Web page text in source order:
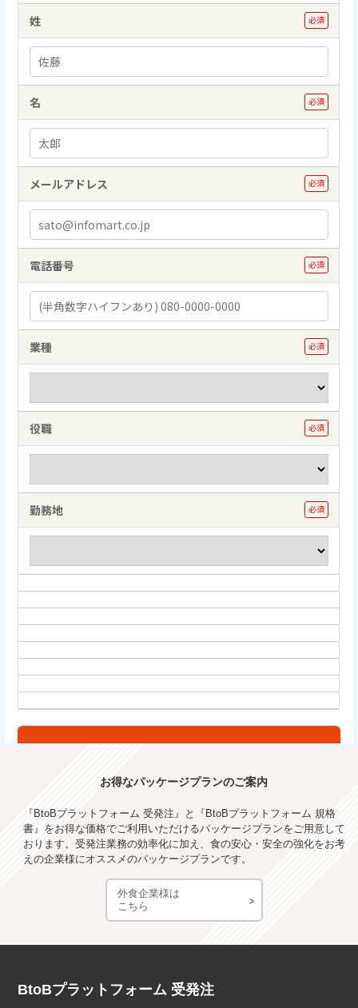
お得なパッケージプランのご案内
『BtoBプラットフォーム 受発注』と『BtoBプラットフォーム 規格
書』をお得な価格でご利用いただけるパッケージプランをご用意して
おります。受発注業務の効率化に加え、食の安心・安全の強化をお考
えの企業様にオススメのパッケージプランです。
外食企業様は
こちら
BtoBプラットフォーム 受発注